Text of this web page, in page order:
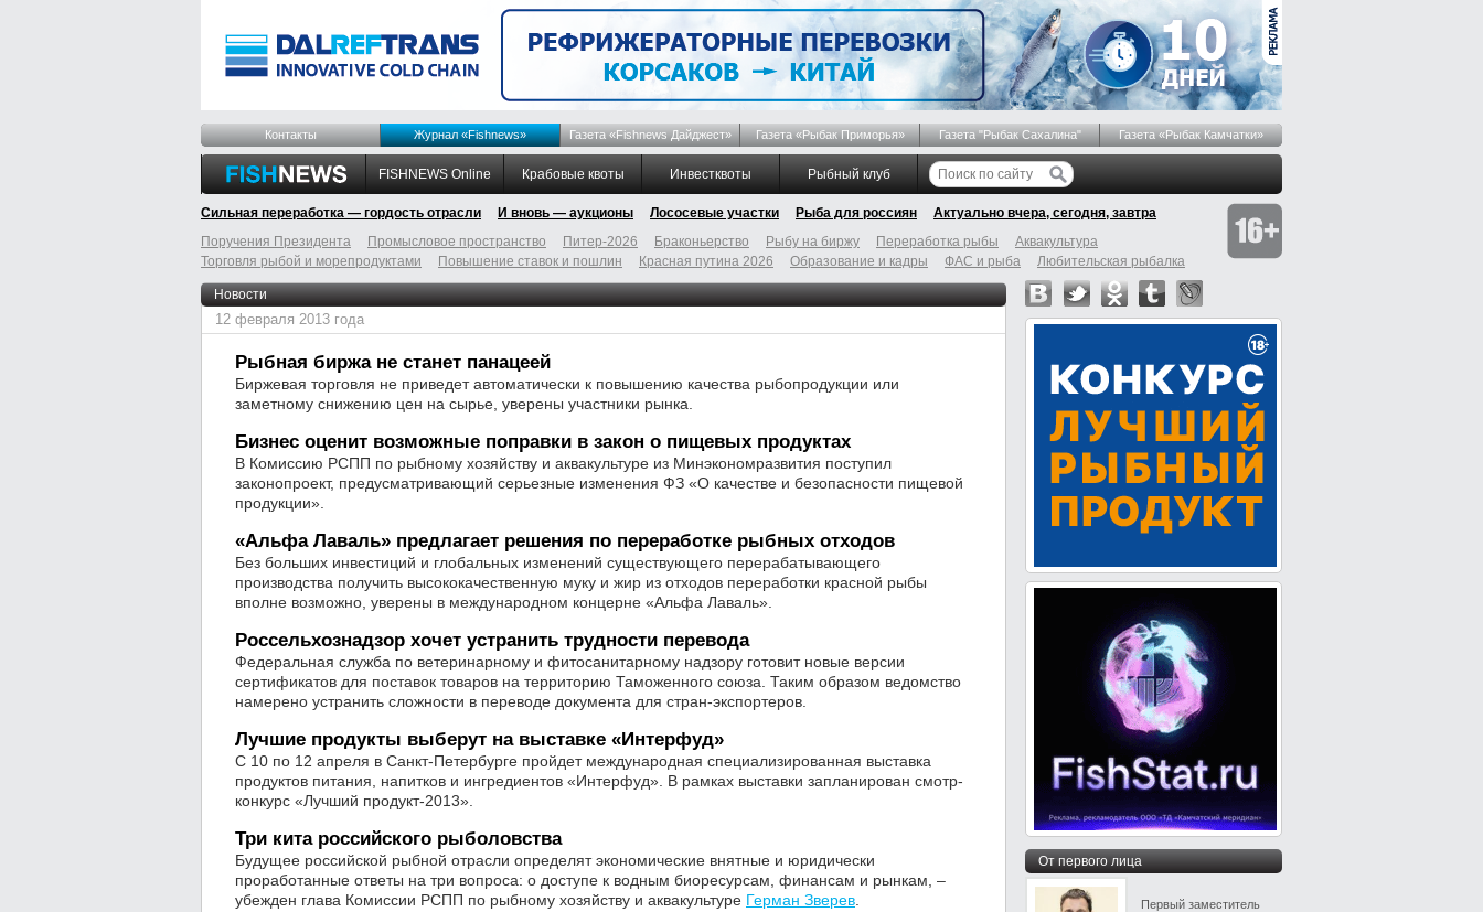
Контакты Журнал «Fishnews» Газета «Fishnews Дайджест» Газета «Рыбак Приморья» Газета "Рыбак Сахалина" Газета «Рыбак Камчатки»
FISHNEWS Online Крабовые квоты Инвестквоты Рыбный клуб
Сильная переработка — гордость отрасли И вновь — аукционы Лососевые участки Рыба для россиян
Актуально вчера, сегодня, завтра
Поручения Президента
Промысловое пространство Питер-2026 Браконьерство Рыбу на биржу Переработка рыбы
Аквакультура
Торговля рыбой и морепродуктами
Повышение ставок и пошлин Красная путина 2026 Образование и кадры ФАС и рыба Любительская рыбалка
Новости
12 февраля 2013 года
Рыбная биржа не станет панацеей
Биржевая торговля не приведет автоматически к повышению качества рыбопродукции или
заметному снижению цен на сырье, уверены участники рынка.
Бизнес оценит возможные поправки в закон о пищевых продуктах
В Комиссию РСПП по рыбному хозяйству и аквакультуре из Минэкономразвития поступил
законопроект, предусматривающий серьезные изменения ФЗ «О качестве и безопасности пищевой
продукции».
«Альфа Лаваль» предлагает решения по переработке рыбных отходов
Без больших инвестиций и глобальных изменений существующего перерабатывающего
производства получить высококачественную муку и жир из отходов переработки красной рыбы
вполне возможно, уверены в международном концерне «Альфа Лаваль».
Россельхознадзор хочет устранить трудности перевода
Федеральная служба по ветеринарному и фитосанитарному надзору готовит новые версии
сертификатов для поставок товаров на территорию Таможенного союза. Таким образом ведомство
намерено устранить сложности в переводе документа для стран-экспортеров.
Лучшие продукты выберут на выставке «Интерфуд»
С 10 по 12 апреля в Санкт-Петербурге пройдет международная специализированная выставка
продуктов питания, напитков и ингредиентов «Интерфуд». В рамках выставки запланирован смотр-
конкурс «Лучший продукт-2013».
Три кита российского рыболовства
Будущее российской рыбной отрасли определят экономические внятные и юридически
проработанные ответы на три вопроса: о доступе к водным биоресурсам, финансам и рынкам, –
убежден глава Комиссии РСПП по рыбному хозяйству и аквакультуре Герман Зверев
От первого лица
Первый заместитель